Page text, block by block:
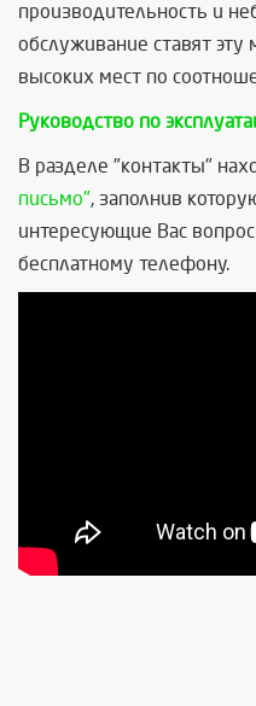
производительность и
обслуживание ставят
высоких мест по
Руководство по
В разделе "контакты"
письмо", заполнив
интересующие Вас
бесплатному телефону.